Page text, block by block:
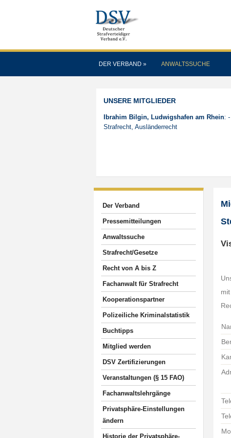
DER VERBAND » ANWALTSSUCHE
UNSERE MITGLIEDER
Ibrahim Bilgin, Ludwigshafen am Rhein: -
Strafrecht, Ausländerrecht
Der Verband
Pressemitteilungen
Anwaltssuche
Strafrecht/Gesetze
Recht von A bis Z
Fachanwalt für Strafrecht
Kooperationspartner
Polizeiliche Kriminalstatistik
Buchtipps
Mitglied werden
DSV Zertifizierungen
Veranstaltungen (§ 15 FAO)
Fachanwaltslehrgänge
Privatsphäre-Einstellungen
ändern
Historie der Privatsphäre-